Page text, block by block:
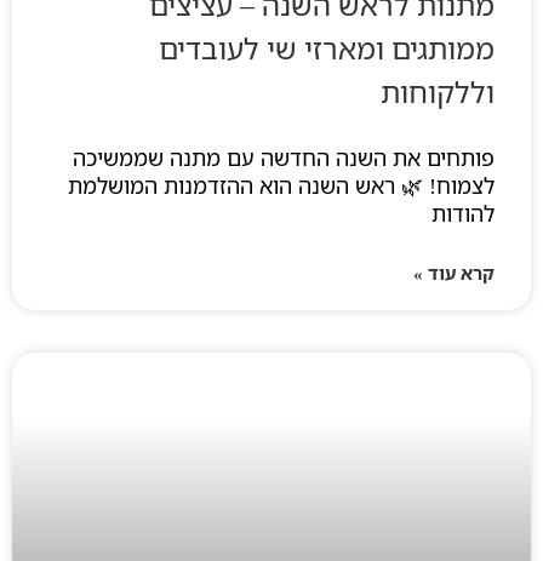
ממותגים ומארזי שי לעובדים
וללקוחות
פותחים את השנה החדשה עם מתנה שממשיכה
לצמוח! 🌿 ראש השנה הוא ההזדמנות המושלמת
להודות
קרא עוד »